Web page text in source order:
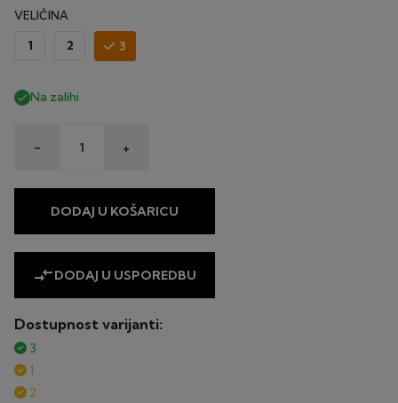
VELIČINA
1 2 3
 Na zalihi
- +
DODAJ U KOŠARICU
compare_arrowsDODAJ U USPOREDBU
Dostupnost varijanti:
3
1
2